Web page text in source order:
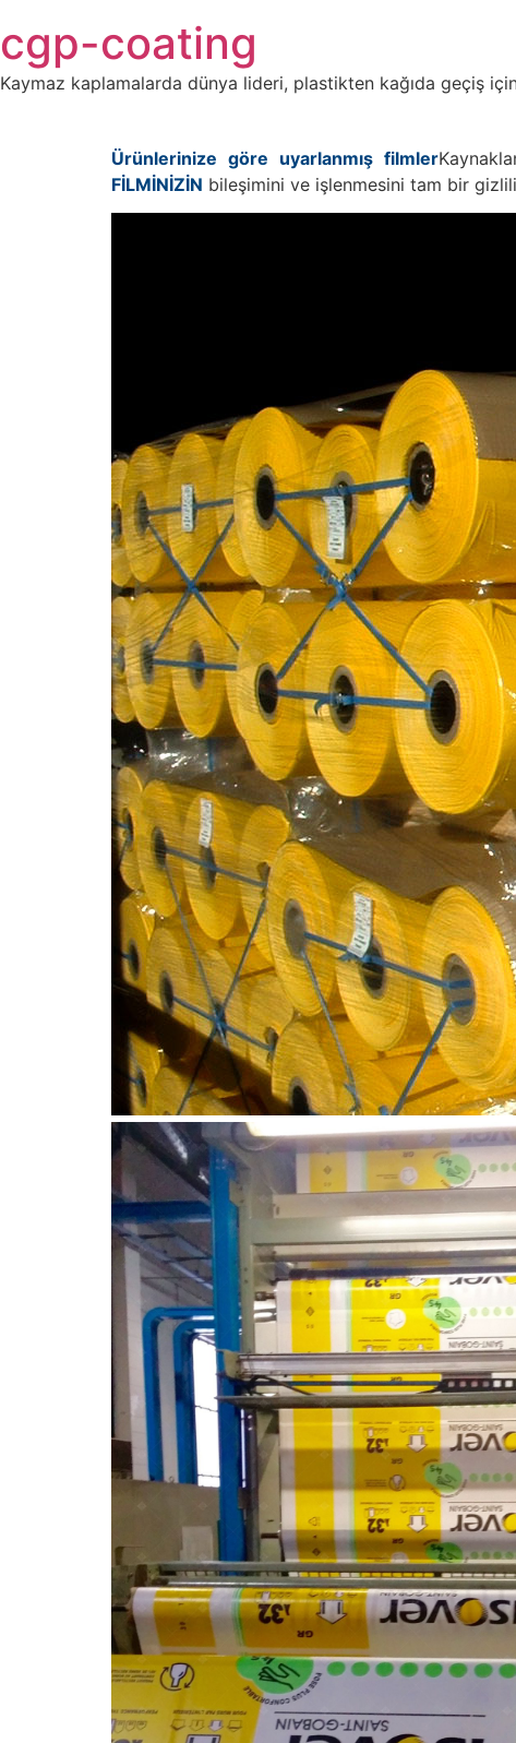
to
content
cgp-coating
Kaymaz kaplamalarda dünya lideri, plastikten kağıda geçiş
Ürünlerinize göre uyarlanmış filmler
FİLMİNİZİN bileşimini ve işlenmesini tam bir